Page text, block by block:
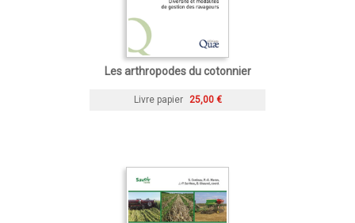
Les arthropodes du cotonnier
Livre papier 25,00 €